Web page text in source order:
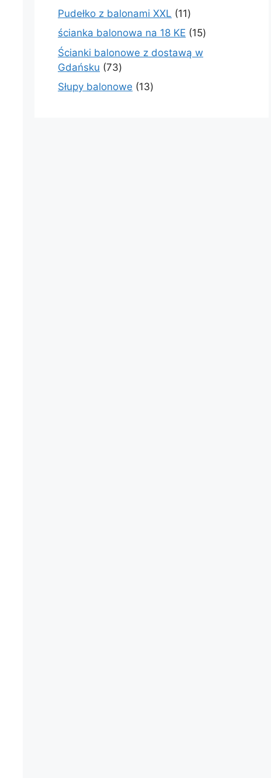
Pudełko z balonami XXL 1111
produktów
ścianka balonowa na 18 KE 1515
Ścianki balonowe z dostawą w
Gdańsku 7373
produkty
Słupy balonowe 1313